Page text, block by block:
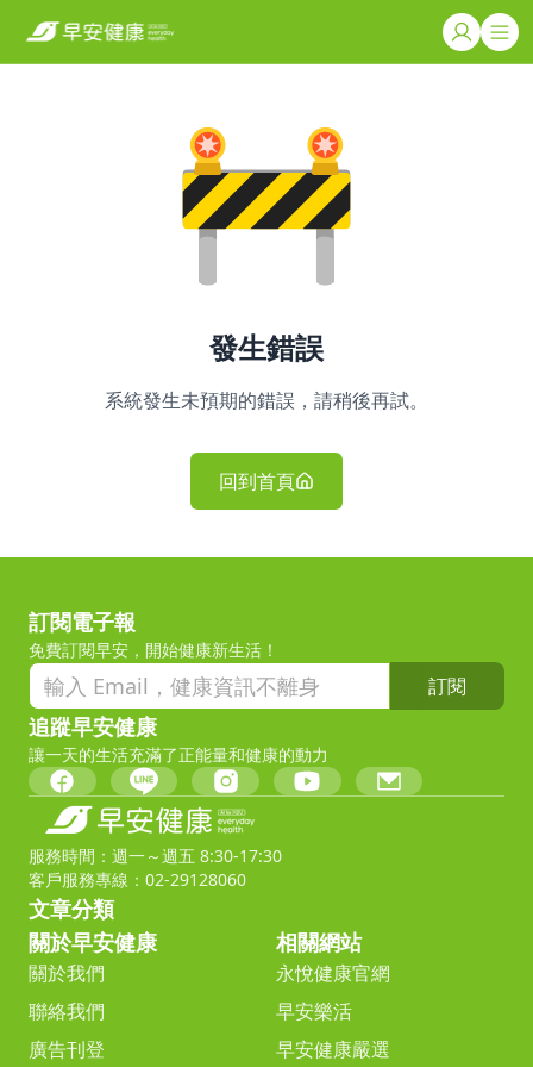
發生錯誤
系統發生未預期的錯誤，請稍後再試。
回到首頁
訂閱電子報
免費訂閱早安，開始健康新生活！
訂閱
追蹤早安健康
讓一天的生活充滿了正能量和健康的動力
服務時間：週一～週五 8:30-17:30
客戶服務專線：02-29128060
文章分類
關於早安健康
關於我們
聯絡我們
廣告刊登
相關網站
永悅健康官網
早安樂活
早安健康嚴選